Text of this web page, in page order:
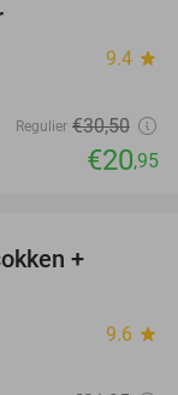
9.4 star
Regulier €30,50
€20,95
+
9.6 star